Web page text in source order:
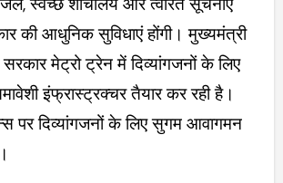
की आधुनिक सुविधाएं होंगी। मुख्यमंत्री
सरकार मेट्रो ट्रेन में दिव्यांगजनों के लिए
इंफ्रास्ट्रक्चर तैयार कर रही है।
पर दिव्यांगजनों के लिए सुगम आवागमन